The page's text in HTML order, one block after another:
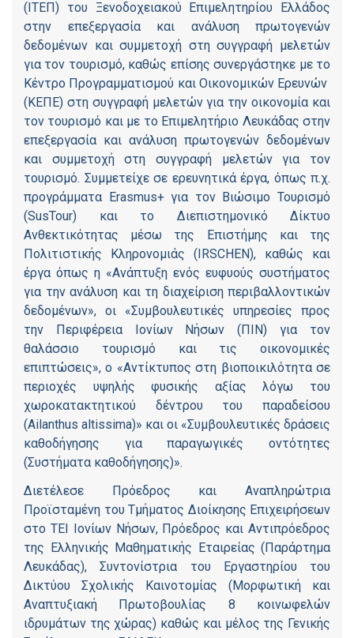
(ΙΤΕΠ) του Ξενοδοχειακού Επιμελητηρίου Ελλάδος
στην επεξεργασία και ανάλυση πρωτογενών
δεδομένων και συμμετοχή στη συγγραφή μελετών
για τον τουρισμό, καθώς επίσης συνεργάστηκε με το
Κέντρο Προγραμματισμού και Οικονομικών Ερευνών
(ΚΕΠΕ) στη συγγραφή μελετών για την οικονομία και
τον τουρισμό και με το Επιμελητήριο Λευκάδας στην
επεξεργασία και ανάλυση πρωτογενών δεδομένων
και συμμετοχή στη συγγραφή μελετών για τον
τουρισμό. Συμμετείχε σε ερευνητικά έργα, όπως π.χ.
προγράμματα Erasmus+ για τον Βιώσιμο Τουρισμό
(SusTour) και το Διεπιστημονικό Δίκτυο
Ανθεκτικότητας μέσω της Επιστήμης και της
Πολιτιστικής Κληρονομιάς (IRSCHEN), καθώς και
έργα όπως η «Ανάπτυξη ενός ευφυούς συστήματος
για την ανάλυση και τη διαχείριση περιβαλλοντικών
δεδομένων», οι «Συμβουλευτικές υπηρεσίες προς
την Περιφέρεια Ιονίων Νήσων (ΠΙΝ) για τον
θαλάσσιο τουρισμό και τις οικονομικές
επιπτώσεις», ο «Αντίκτυπος στη βιοποικιλότητα σε
περιοχές υψηλής φυσικής αξίας λόγω του
χωροκατακτητικού δέντρου του παραδείσου
(Ailanthus altissima)» και οι «Συμβουλευτικές δράσεις
καθοδήγησης για παραγωγικές οντότητες
(Συστήματα καθοδήγησης)».
Διετέλεσε Πρόεδρος και Αναπληρώτρια
Προϊσταμένη του Τμήματος Διοίκησης Επιχειρήσεων
στο ΤΕΙ Ιονίων Νήσων, Πρόεδρος και Αντιπρόεδρος
της Ελληνικής Μαθηματικής Εταιρείας (Παράρτημα
Λευκάδας), Συντονίστρια του Εργαστηρίου του
Δικτύου Σχολικής Καινοτομίας (Μορφωτική και
Αναπτυξιακή Πρωτοβουλίας 8 κοινωφελών
ιδρυμάτων της χώρας) καθώς και μέλος της Γενικής